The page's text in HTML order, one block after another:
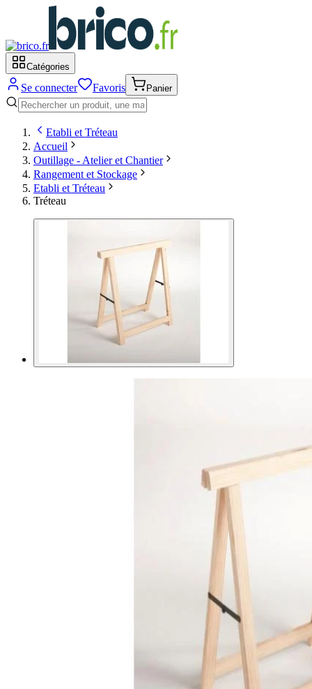
Catégories
Se connecter Favoris Panier
Etabli et Tréteau
Accueil
Outillage - Atelier et Chantier
Rangement et Stockage
Etabli et Tréteau
Tréteau